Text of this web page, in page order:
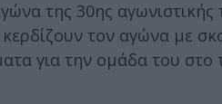
της 30ης αγωνιστικής
τον αγώνα με
για την ομάδα του στο